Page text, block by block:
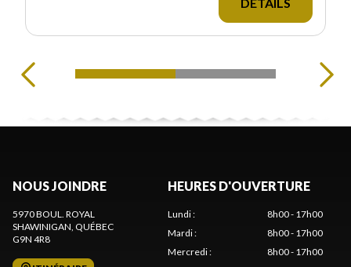
NOUS JOINDRE
5970 BOUL. ROYAL
SHAWINIGAN, QUÉBEC
G9N 4R8
HEURES D'OUVERTURE
Lundi:
8h00 - 17h00
Mardi:
8h00 - 17h00
Mercredi:
8h00 - 17h00